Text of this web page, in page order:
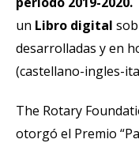
un Libro digital
desarrolladas y en
(castellano-ingles-
The Rotary
otorgó el Premio